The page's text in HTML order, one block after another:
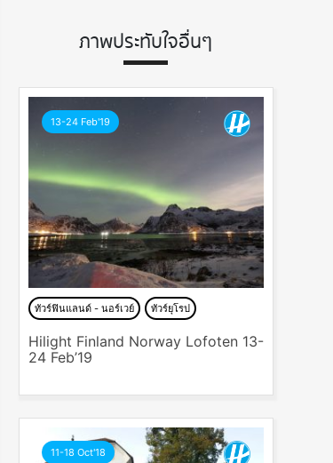
ภาพประทับใจอื่นๆ
13-24 Feb'19
ทัวร์ฟินแลนด์ - นอร์เวย์ ทัวร์ยุโรป
Hilight Finland Norway Lofoten 13-
24 Feb’19
11-18 Oct'18